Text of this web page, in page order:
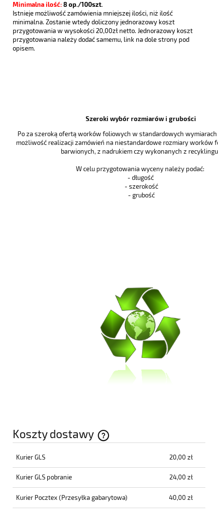
Minimalna ilość: 8 op./100szt.
Istnieje możliwość zamówienia mniejszej ilości, niż ilość
minimalna. Zostanie wtedy doliczony jednorazowy koszt
przygotowania w wysokości 20,00zł netto. Jednorazowy koszt
przygotowania należy dodać samemu, link na dole strony pod
opisem.
Szeroki wybór rozmiarów i grubości
Po za szeroką ofertą worków foliowych w standardowych
możliwość realizacji zamówień na niestandardowe rozmiary worków
barwionych, z nadrukiem czy wykonanych z
W celu przygotowania wyceny należy podać:
- długość
- szerokość
- grubość
Koszty dostawy
Cena nie zawiera ewentualnych kosztów płatności
Kurier GLS 20,00 zł
Kurier GLS pobranie 24,00 zł
Kurier Pocztex(Przesyłka gabarytowa) 40,00 zł